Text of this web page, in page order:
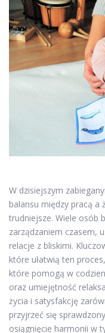
W dzisiejszym
balansu między pracą a
trudniejsze. Wiele osób
zarządzaniem czasem,
relacje z bliskimi.
które ułatwią ten
które pomogą w
oraz umiejętność
życia i satysfakcję
przyjrzeć się
osiągnięcie harmonii w